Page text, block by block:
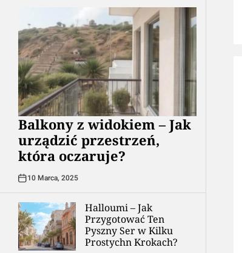
Balkony z widokiem – Jak
urządzić przestrzeń,
która oczaruje?
10 Marca, 2025
Halloumi – Jak
Przygotować Ten
Pyszny Ser w Kilku
Prostychn Krokach?